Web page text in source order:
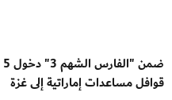
ضمن "الفارس الشهم 3" دخول 5
قوافل مساعدات إماراتية إلى غزة